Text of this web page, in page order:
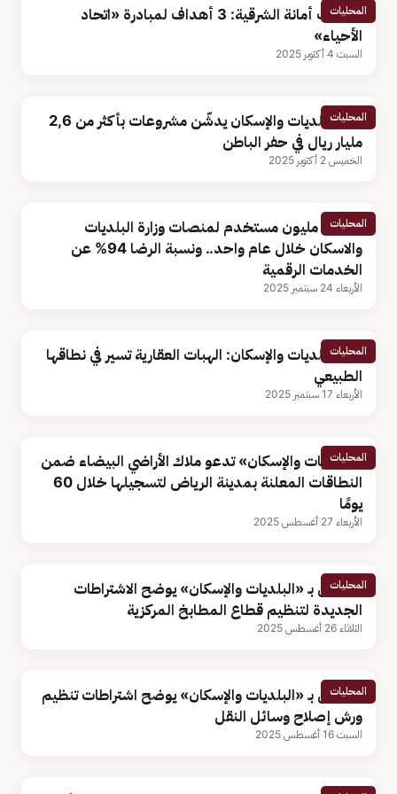
المحليات
متحدث أمانة الشرقية: 3 أهداف لمبادرة «اتحاد
الأحياء»
السبت 4 أكتوبر 2025
المحليات
وزير البلديات والإسكان يدشّن مشروعات بأكثر من 2,6
مليار ريال في حفر الباطن
الخميس 2 أكتوبر 2025
المحليات
15.89 مليون مستخدم لمنصات وزارة البلديات
والاسكان خلال عام واحد.. ونسبة الرضا 94% عن
الخدمات الرقمية
الأربعاء 24 سبتمبر 2025
المحليات
وزير البلديات والإسكان: الهبات العقارية تسير في نطاقها
الطبيعي
الأربعاء 17 سبتمبر 2025
المحليات
«البلديات والإسكان» تدعو ملاك الأراضي البيضاء ضمن
النطاقات المعلنة بمدينة الرياض لتسجيلها خلال 60
يومًا
الأربعاء 27 أغسطس 2025
المحليات
مسؤول بـ «البلديات والإسكان» يوضح الاشتراطات
الجديدة لتنظيم قطاع المطابخ المركزية
الثلاثاء 26 أغسطس 2025
المحليات
مسؤول بـ «البلديات والإسكان» يوضح اشتراطات تنظيم
ورش إصلاح وسائل النقل
السبت 16 أغسطس 2025